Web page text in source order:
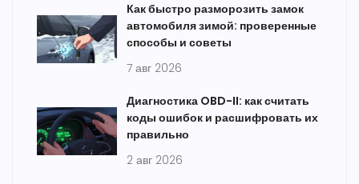
Как быстро разморозить замок
автомобиля зимой: проверенные
способы и советы
7 авг 2026
Диагностика OBD-II: как считать
коды ошибок и расшифровать их
правильно
2 авг 2026